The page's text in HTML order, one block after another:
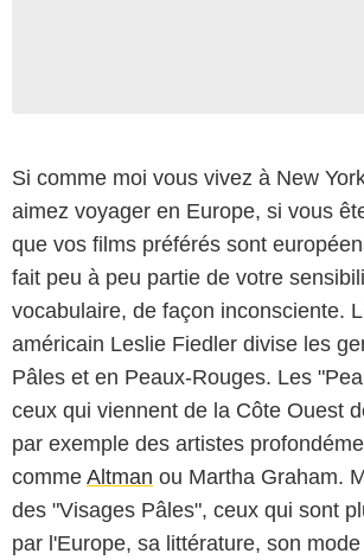
Si comme moi vous vivez à New
aimez voyager en Europe, si vous
que vos films préférés sont
fait peu à peu partie de votre
vocabulaire, de façon inconsciente.
américain Leslie Fiedler divise les
Pâles et en Peaux-Rouges. Les
ceux qui viennent de la Côte Ouest
par exemple des artistes
comme Altman ou Martha Graham.
des "Visages Pâles", ceux qui sont
par l'Europe, sa littérature, son